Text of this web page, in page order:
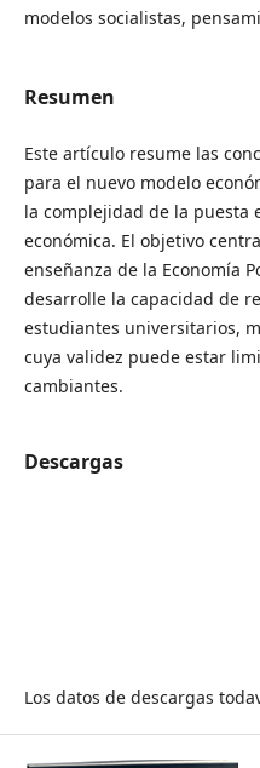
modelos socialistas,
Resumen
Este artículo resume las
para el nuevo modelo
la complejidad de la puesta
económica. El objetivo
enseñanza de la Economía
desarrolle la capacidad de
estudiantes universitarios,
cuya validez puede estar
cambiantes.
Descargas
Los datos de descargas